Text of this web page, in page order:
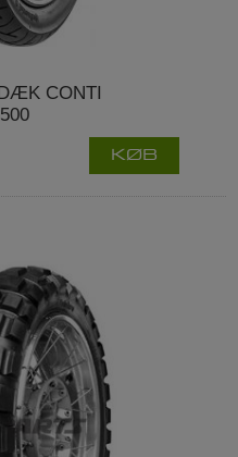
CONTI
KØB